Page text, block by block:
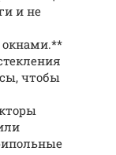
и не
чтобы